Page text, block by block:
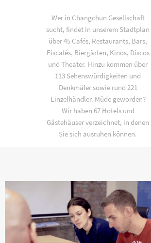
Wer in Changchun Gesellschaft
sucht, findet in unserem Stadtplan
über 45 Cafés, Restaurants, Bars,
Eiscafés, Biergärten, Kinos, Discos
und Theater. Hinzu kommen über
113 Sehenswürdigkeiten und
Denkmäler sowie rund 221
Einzelhändler. Müde geworden?
Wir haben 67 Hotels und
Gästehäuser verzeichnet, in denen
Sie sich ausruhen können.